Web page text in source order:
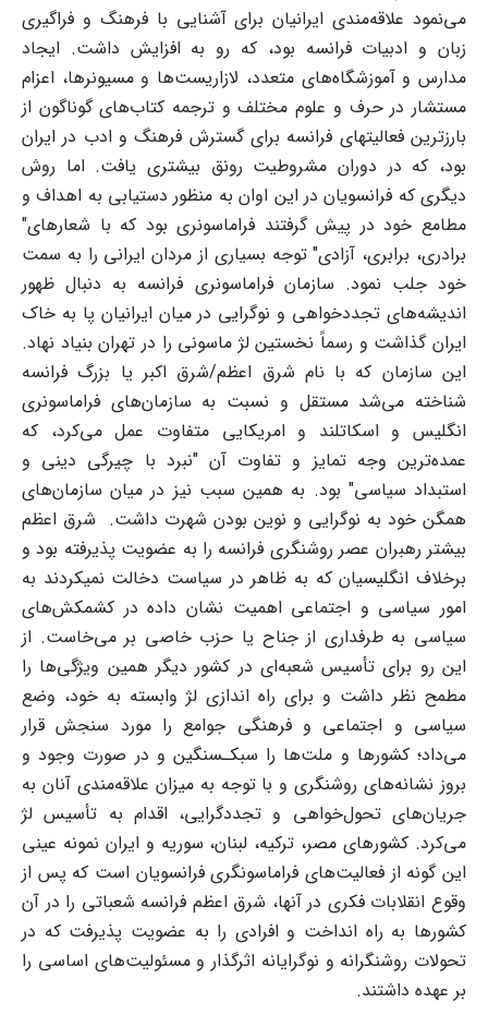
می‌نمود علاقه‌مندی ایرانیان برای آشنایی با فرهنگ و فراگیری
زبان و ادبیات فرانسه بود، که رو به افزایش داشت. ایجاد
مدارس و آموزشگاه‌های متعدد، لازاریست‌ها و مسیونرها، اعزام
مستشار در حرف و علوم مختلف و ترجمه کتاب‌های گوناگون از
بارزترین فعالیت‎های فرانسه برای گسترش فرهنگ و ادب در ایران
بود، که در دوران مشروطیت رونق بیشتری یافت. اما روش
دیگری که فرانسویان در این اوان به منظور دست­یابی به اهداف و
مطامع خود در پیش گرفتند فراماسونری بود که با شعارهای"
برادری، برابری، آزادی" توجه بسیاری از مردان ایرانی را به سمت
خود جلب نمود. سازمان فراماسونری فرانسه به دنبال ظهور
اندیشه‌های تجددخواهی و نوگرایی در میان ایرانیان پا به خاک
ایران گذاشت و رسماً نخستین لژ ماسونی را در تهران بنیاد نهاد.
این سازمان که با نام شرق اعظم‌/‌شرق اکبر یا بزرگ فرانسه
شناخته می‌شد مستقل و نسبت به سازمان‌های فراماسونری
انگلیس و اسکاتلند و امریکایی متفاوت عمل می‌کرد، که
عمده‌ترین وجه تمایز و تفاوت آن "نبرد با چیرگی دینی و
استبداد سیاسی" بود. به همین سبب نیز در میان سازمان‌های
همگن خود به نوگرایی و نوین بودن شهرت داشت. شرق اعظم
بیشتر رهبران عصر روشنگری فرانسه را به عضویت پذیرفته بود و
برخلاف انگلیسیان که به ظاهر در سیاست دخالت نمی‎کردند به
امور سیاسی و اجتماعی اهمیت نشان داده در کشمکشهای
سیاسی به طرف‎داری از جناح یا حزب خاصی بر می‌خاست. از
این ‎رو برای تأسیس شعبه
ای در کشور دیگر همین ویژگی‌ها را
مطمح نظر داشت و برای راه اندازی لژ وابسته به خود، وضع
سیاسی و اجتماعی و فرهنگی جوامع را مورد سنجش قرار
می‌داد؛ کشورها و ملت‌ها را سبک­ـ­سنگین و در صورت وجود و
بروز نشانه‌های روشنگری و با توجه به میزان علاقه‌مندی آنان به
جریان‌های تحول‌خواهی و تجددگرایی، اقدام به تأسیس لژ
می‌کرد. کشورهای مصر، ترکیه، لبنان، سوریه و ایران نمونه عینی
این گونه از فعالیت‌های فراماسونگری فرانسویان است که پس از
وقوع انقلابات فکری در آن‎ها، شرق اعظم فرانسه شعباتی را در آن
کشورها به راه انداخت و افرادی را به عضویت پذیرفت که در
تحولات روشن‎گرانه و نوگرایانه اثرگذار و مسئولیت‌های اساسی را
بر عهده داشتند.